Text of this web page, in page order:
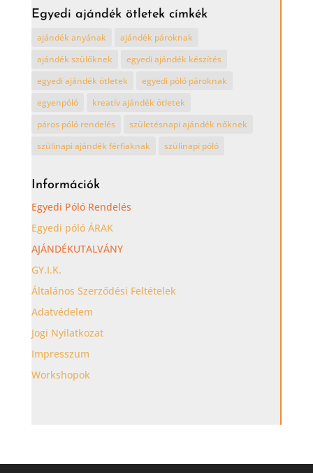
ötletek
kategóriái
Egyedi ajándék ötletek címkék
ajándék anyának
ajándék pároknak
ajándék szülőknek
egyedi ajándék készítés
egyedi ajándék ötletek
egyedi póló pároknak
egyenpóló
kreatív ajándék ötletek
páros póló rendelés
születésnapi ajándék nőknek
szülinapi ajándék férfiaknak
szülinapi póló
Információk
Egyedi Póló Rendelés
Egyedi póló ÁRAK
AJÁNDÉKUTALVÁNY
GY.I.K.
Általános Szerződési Feltételek
Adatvédelem
Jogi Nyilatkozat
Impresszum
Workshopok